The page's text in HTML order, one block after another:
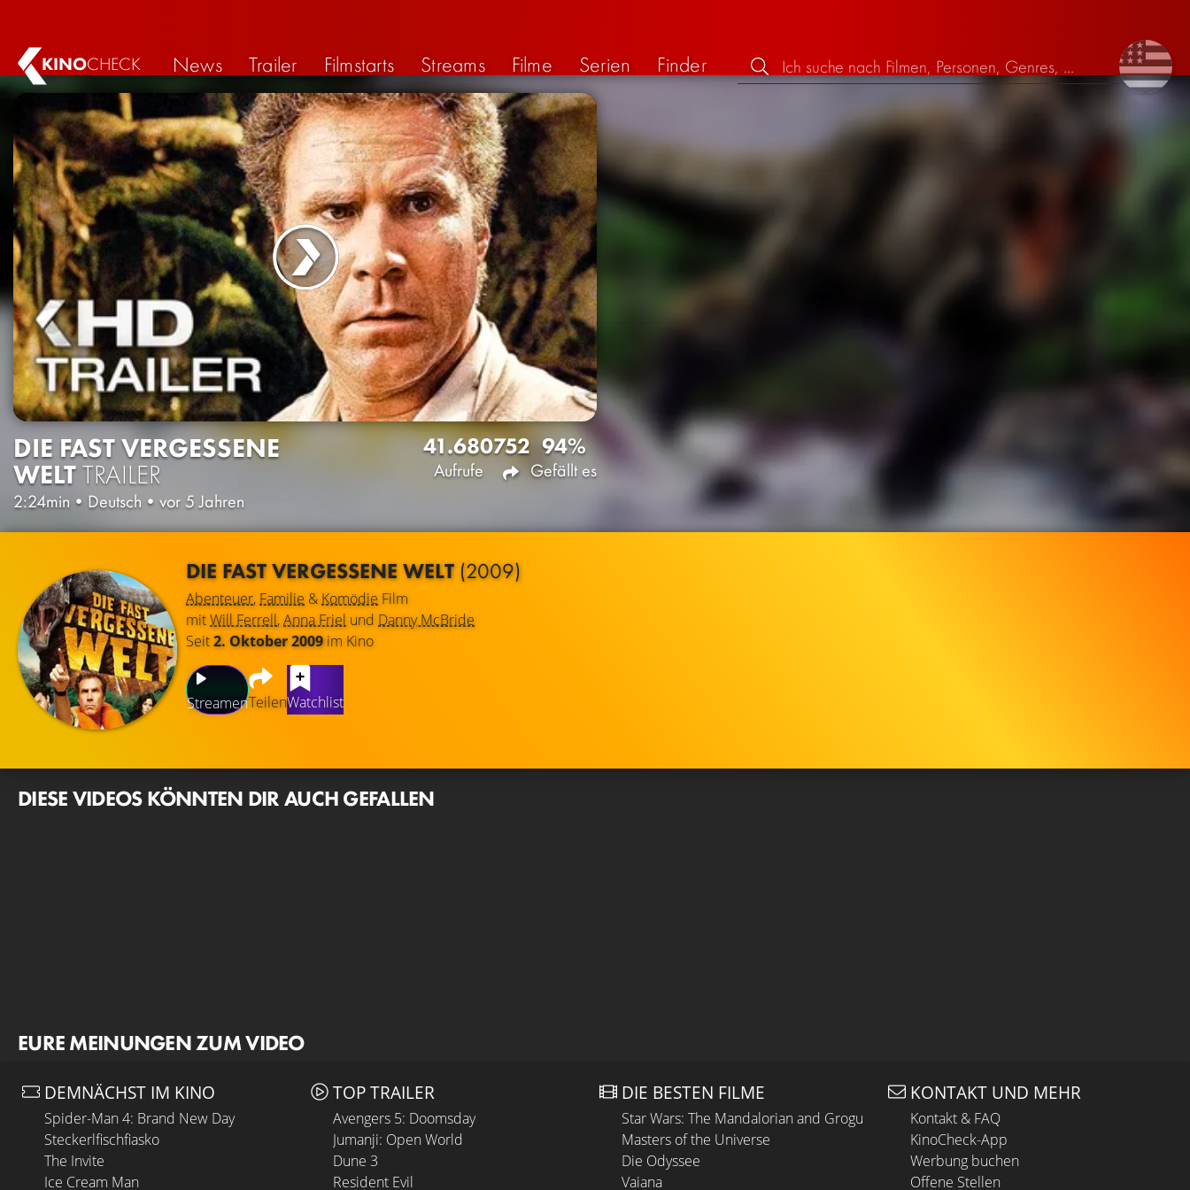
KINOCHECK News Trailer Filmstarts Streams Filme Serien Finder
DIE FAST VERGESSENE
WELTTRAILER
2:24min • Deutsch • vor 5 Jahren
41.680
Aufrufe
752 94%
Gefällt es
DIE FAST VERGESSENE WELT(2009)
Abenteuer, Familie & Komödie Film
mitWill Ferrell,Anna Friel und Danny McBride
Seit2. Oktober 2009im Kino
StreamenTeilenWatchlist
DIESE VIDEOS KÖNNTEN DIR AUCH GEFALLEN
EURE MEINUNGEN ZUM VIDEO
DEMNÄCHST IM KINO
Spider-Man 4: Brand New Day
Steckerlfischfiasko
The Invite
Ice Cream Man
TOP TRAILER
Avengers 5: Doomsday
Jumanji: Open World
Dune 3
Resident Evil
DIE BESTEN FILME
Star Wars: The Mandalorian and Grogu
Masters of the Universe
Die Odyssee
Vaiana
KONTAKT UND MEHR
Kontakt & FAQ
KinoCheck-App
Werbung buchen
Offene Stellen